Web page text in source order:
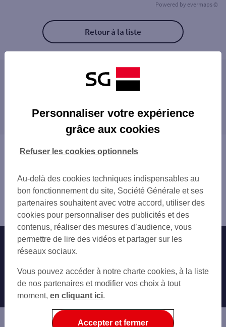
Powered by evermaps ©
Retour à la liste
Les distributeurs/automates à proximité
GARE SNCF LIMOGES
LIMOGES CLINIQUE CHENIEU
LIMOGES 13 PL JOURDAN
LIMOGES LES BANCS
LIMOGES LES BANCS
LIMOGES TURGOT
LIMOGES 2 RUE BERNARD LATHIERE
LIMOGES 31 PL DES CARMES
LIMOGES AURENCE
LIMOGES 26 AV MARTIN LUTHER KING
LIMOGES ROUSSILLON
RILHAC RANCON 1 RUE JEAN MONNET
COUZEIX
BEAUNE LES MINES
proximité
Vous êtes ici : Accueil
Panazol
Distributeur/automate PANAZOL 20 PL DU COMMERCE
Nos engagements Nous contacter
Autres sites SG
Professionnels
Entreprises
Associations
Personnaliser votre expérience
grâce aux cookies
Au-delà des cookies techniques indispensables au
bon fonctionnement du site, Société Générale et ses
partenaires souhaitent avec votre accord, utiliser des
cookies pour personnaliser des publicités et des
contenus, réaliser des mesures d’audience, vous
permettre de lire des vidéos et partager sur les
réseaux sociaux.
Vous pouvez accéder à notre charte cookies, à la liste
de nos partenaires et modifier vos choix à tout
moment, en cliquant ici.
Refuser les cookies optionnels
Accepter et fermer